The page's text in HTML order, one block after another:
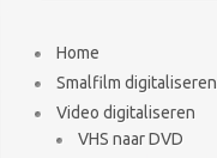
Home
Smalfilm digitaliseren
Video digitaliseren
VHS naar DVD